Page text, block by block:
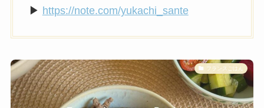
▶ https://note.com/yukachi_sante
フランスごはん